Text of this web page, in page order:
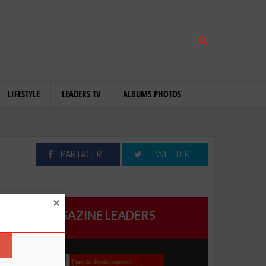
LIFESTYLE LEADERS TV ALBUMS PHOTOS
PARTAGER TWEETER
MAGAZINE LEADERS